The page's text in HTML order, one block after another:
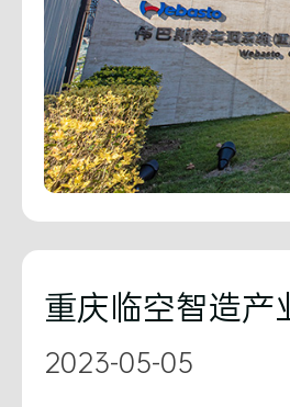
重庆临空智造产
2023-05-05